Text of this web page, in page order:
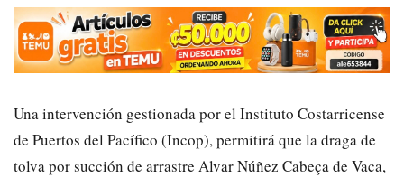
Una intervención gestionada por el Instituto Costarricense
de Puertos del Pacífico (Incop), permitirá que la draga de
tolva por succión de arrastre Alvar Núñez Cabeça de Vaca,